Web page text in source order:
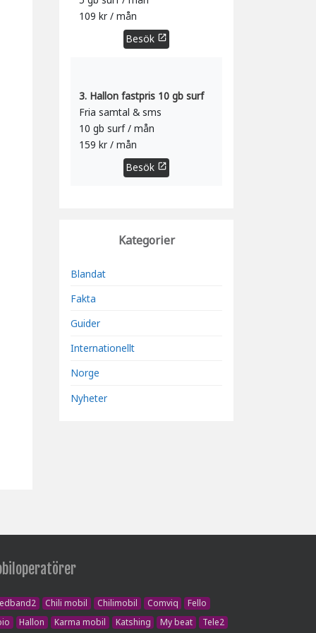
109 kr / mån
Besök open_in_new
3. Hallon fastpris 10 gb surf
Fria samtal & sms
10 gb surf / mån
159 kr / mån
Besök open_in_new
Kategorier
Blandat
Fakta
Guider
Internationellt
Norge
Nyheter
Chili mobil Chilimobil Comviq
Fello
Hallon Karma mobil Katshing My beat Tele2